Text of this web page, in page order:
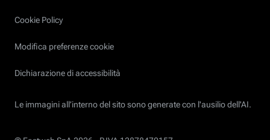
Cookie Policy
Modifica preferenze cookie
Dichiarazione di accessibilità
Le immagini all’interno del sito sono generate con l'ausilio dell'AI.